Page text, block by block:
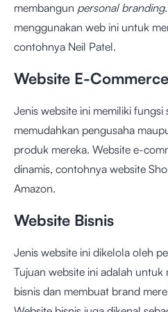
membangun personal branding
menggunakan web ini untuk
contohnya Neil Patel.
Website E-Commerce
Jenis website ini memiliki
memudahkan pengusaha
produk mereka. Website e-
dinamis, contohnya website
Amazon.
Website Bisnis
Jenis website ini dikelola oleh
Tujuan website ini adalah
bisnis dan membuat brand